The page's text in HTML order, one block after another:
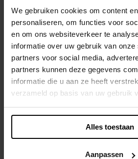
We gebruiken cookies om content
personaliseren, om functies voor
en om ons websiteverkeer te
informatie over uw gebruik van onze
partners voor social media,
partners kunnen deze gegevens
informatie die u aan ze heeft
verzameld op basis van uw gebruik
Alles toestaan
Aanpassen
TERUG NAAR HET